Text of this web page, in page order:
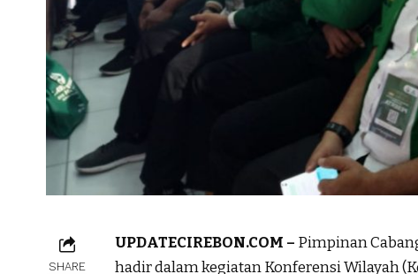
SHARE
UPDATECIREBON.COM – Pimpinan
hadir dalam kegiatan Konferensi Wilayah